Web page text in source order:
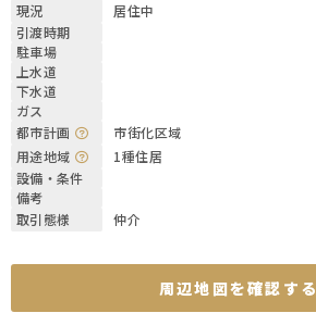
現況
居住中
引渡時期
駐車場
上水道
下水道
ガス
都市計画
市街化区域
用途地域
1種住居
設備・条件
備考
取引態様
仲介
周辺地図を確認する